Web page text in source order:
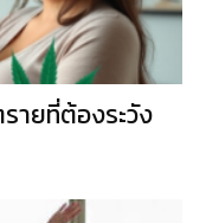
ยที่ต้องระวัง